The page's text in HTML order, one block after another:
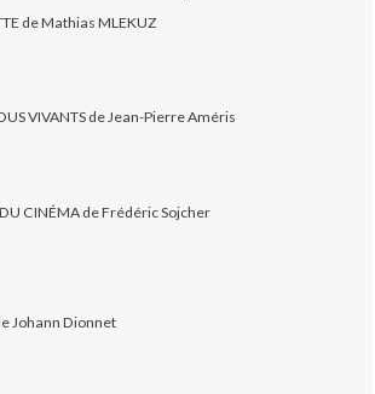
de Mathias MLEKUZ
VIVANTS de Jean-Pierre Améris
CINÉMA de Frédéric Sojcher
Johann Dionnet